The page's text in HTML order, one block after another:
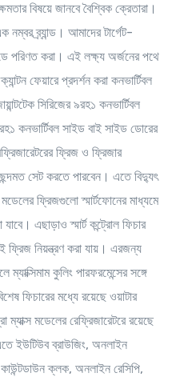
বিষয়ে জানবে বৈশ্বিক ক্রেতারা।
নম্বর ব্র্যান্ড। আমাদের টার্গেট-
পরিণত করা। এই লক্ষ্য অর্জনের পথে
ফেয়ারে প্রদর্শন করা কনভার্টিবল
সিরিজের ৯রহ১ কনভার্টিবল
কনভার্টিবল সাইড বাই সাইড ডোরের
ফ্রিজ ও ফ্রিজার
সেট করতে পারবেন। এতে বিদ্যুৎ
ফ্রিজগুলো স্মার্টফোনের মাধ্যমে
এছাড়াও স্মার্ট কন্ট্রোল ফিচার
ফ্রিজ নিয়ন্ত্রণ করা যায়। এরজন্য
কুলিং পারফরমেন্সের সঙ্গে
ফিচারের মধ্যে রয়েছে ওয়াটার
মডেলের রেফ্রিজারেটরে রয়েছে
ইউটিউব ব্রাউজিং, অনলাইন
ক্লক, অনলাইন রেসিপি,